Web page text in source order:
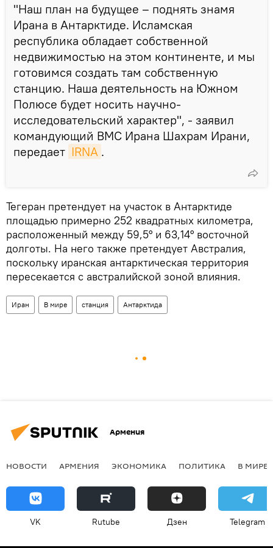
"Наш план на будущее – поднять знамя
Ирана в Антарктиде. Исламская
республика обладает собственной
недвижимостью на этом континенте, и мы
готовимся создать там собственную
станцию. Наша деятельность на Южном
Полюсе будет носить научно-
исследовательский характер", - заявил
командующий ВМС Ирана Шахрам Ирани,
передает IRNA .
Тегеран претендует на участок в Антарктиде
площадью примерно 252 квадратных километра,
расположенный между 59,5° и 63,14° восточной
долготы. На него также претендует Австралия,
поскольку иранская антарктическая территория
пересекается с австралийской зоной влияния.
Иран В мире станция Антарктида
Армения
НОВОСТИ АРМЕНИЯ ЭКОНОМИКА ПОЛИТИКА В МИРЕ
VK Rutube Дзен Telegram